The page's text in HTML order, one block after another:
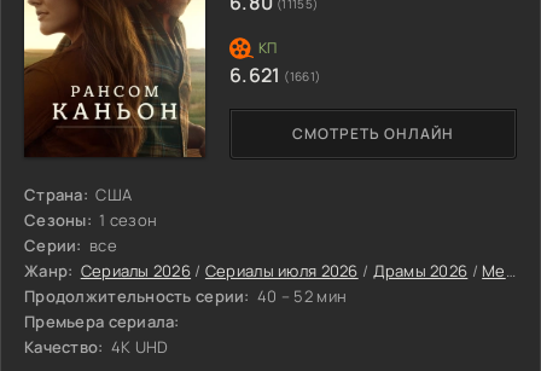
Страна: США
Сезоны: 1 сезон
Серии: все
Жанр: Сериалы 2026 / Сериалы июля 2026 / Драмы 2026 / Мелодрамы 2026
Продолжительность серии: 40 – 52 мин
Премьера сериала:
Качество: 4K UHD
СМОТРЕТЬ ОНЛАЙН
(11155)
6.621 (1661)